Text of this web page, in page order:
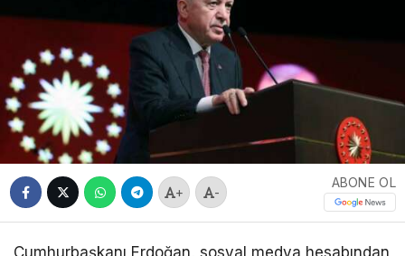
+ -
ABONE OL
Cumhurbaşkanı Erdoğan, sosyal medya hesabından